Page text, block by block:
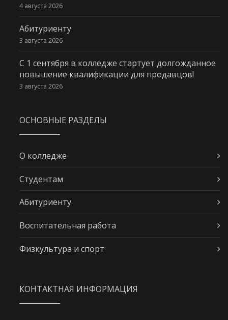
4 августа 2026
Абитуриенту
3 августа 2026
С 1 сентября в колледже стартует долгожданное
повышение квалификации для продавцов!
3 августа 2026
ОСНОВНЫЕ РАЗДЕЛЫ
О колледже
Студентам
Абитуриенту
Воспитательная работа
Физкультура и спорт
КОНТАКТНАЯ ИНФОРМАЦИЯ